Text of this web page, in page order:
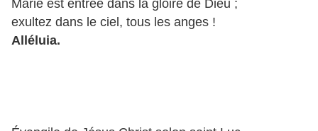
Marie est entrée dans la gloire de Dieu ;
exultez dans le ciel, tous les anges !
Alléluia.